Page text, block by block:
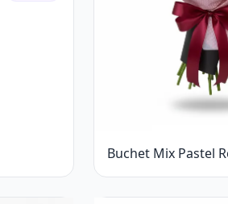
Buchet Mix Pastel
și Alb